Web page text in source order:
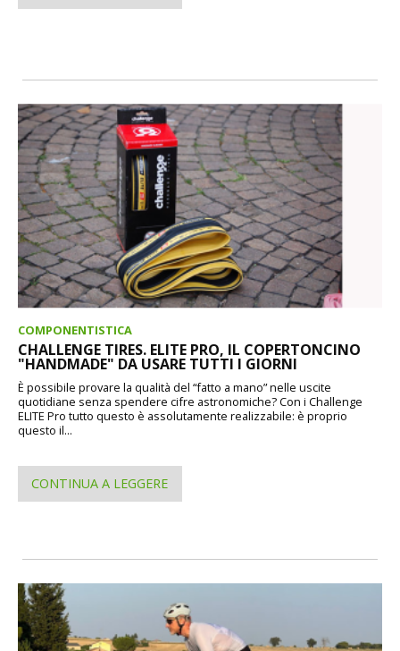
COMPONENTISTICA
CHALLENGE TIRES. ELITE PRO, IL COPERTONCINO
"HANDMADE" DA USARE TUTTI I GIORNI
È possibile provare la qualità del “fatto a mano” nelle uscite
quotidiane senza spendere cifre astronomiche? Con i Challenge
ELITE Pro tutto questo è assolutamente realizzabile: è proprio
questo il...
CONTINUA A LEGGERE